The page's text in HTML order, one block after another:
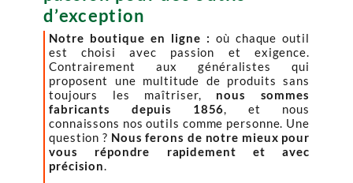
d’exception
Notre boutique en ligne : où chaque outil
est choisi avec passion et exigence.
Contrairement aux généralistes qui
proposent une multitude de produits sans
toujours les maîtriser, nous sommes
fabricants depuis 1856, et nous
connaissons nos outils comme personne. Une
question ? Nous ferons de notre mieux pour
vous répondre rapidement et avec
précision.